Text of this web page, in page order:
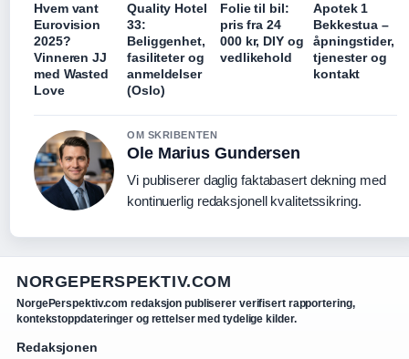
Hvem vant
Eurovision
2025?
Vinneren JJ
med Wasted
Love
Quality Hotel
33:
Beliggenhet,
fasiliteter og
anmeldelser
(Oslo)
Folie til bil:
pris fra 24
000 kr, DIY og
vedlikehold
Apotek 1
Bekkestua –
åpningstider,
tjenester og
kontakt
OM SKRIBENTEN
Ole Marius Gundersen
Vi publiserer daglig faktabasert dekning med
kontinuerlig redaksjonell kvalitetssikring.
NORGEPERSPEKTIV.COM
NorgePerspektiv.com redaksjon publiserer verifisert rapportering,
kontekstoppdateringer og rettelser med tydelige kilder.
Redaksjonen